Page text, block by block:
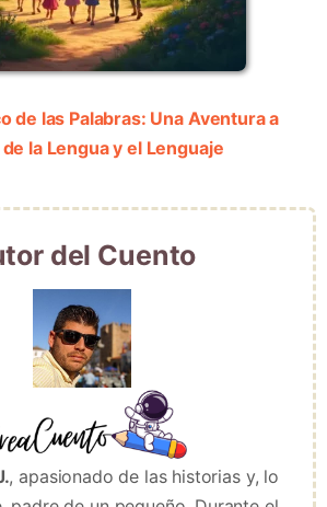
de las Palabras: Una Aventura a
la Lengua y el Lenguaje
del Cuento
, apasionado de las historias y, lo